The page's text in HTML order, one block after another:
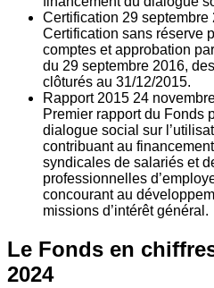
Certification 29 septembre
Certification sans réserve
comptes et approbation
du 29 septembre 2016,
clôturés au 31/12/2015.
Rapport 2015 24
Premier rapport du Fonds
dialogue social sur
contribuant au
syndicales de salariés et
professionnelles
concourant au
missions d’intérêt général.
Le Fonds en
2024